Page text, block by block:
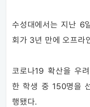
수성대에서는 지난 6
회가 3년 만에 오프라
코로나19 확산을 우
한 학생 중 150명을
행됐다.